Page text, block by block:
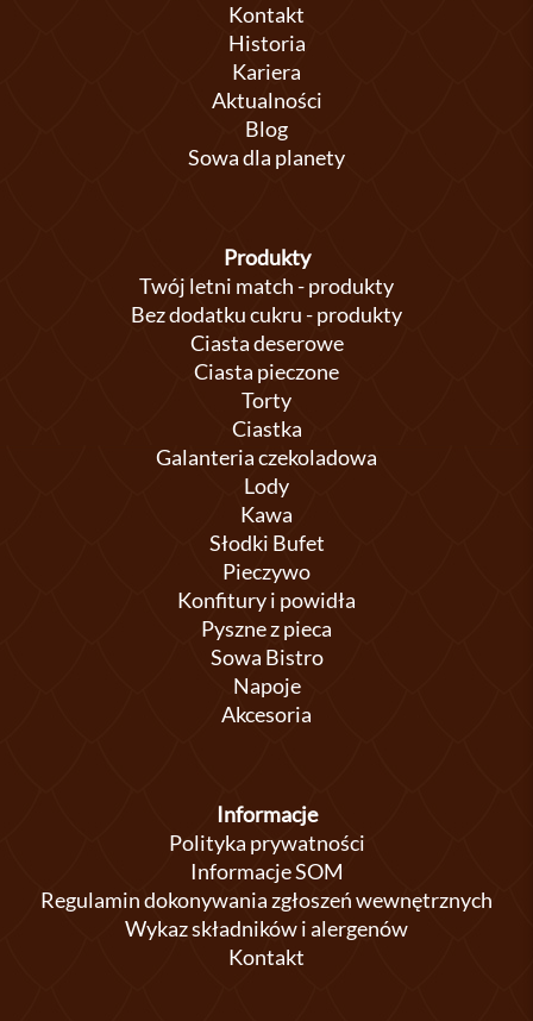
Kontakt
Historia
Kariera
Aktualności
Blog
Sowa dla planety
Produkty
Twój letni match - produkty
Bez dodatku cukru - produkty
Ciasta deserowe
Ciasta pieczone
Torty
Ciastka
Galanteria czekoladowa
Lody
Kawa
Słodki Bufet
Pieczywo
Konfitury i powidła
Pyszne z pieca
Sowa Bistro
Napoje
Akcesoria
Informacje
Polityka prywatności
Informacje SOM
Regulamin dokonywania zgłoszeń wewnętrznych
Wykaz składników i alergenów
Kontakt